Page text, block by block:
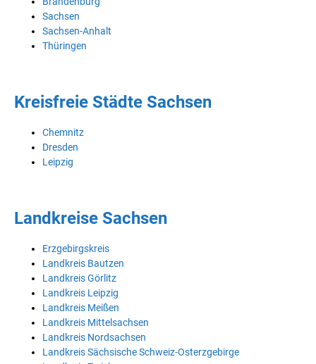
Sachsen
Sachsen-Anhalt
Thüringen
Kreisfreie Städte Sachsen
Chemnitz
Dresden
Leipzig
Landkreise Sachsen
Erzgebirgskreis
Landkreis Bautzen
Landkreis Görlitz
Landkreis Leipzig
Landkreis Meißen
Landkreis Mittelsachsen
Landkreis Nordsachsen
Landkreis Sächsische Schweiz-Osterzgebirge